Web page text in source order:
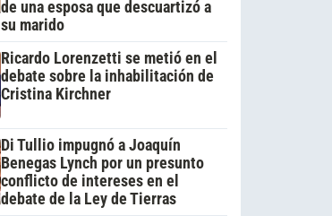
de una esposa que descuartizó a
su marido
Ricardo Lorenzetti se metió en el
debate sobre la inhabilitación de
Cristina Kirchner
Di Tullio impugnó a Joaquín
Benegas Lynch por un presunto
conflicto de intereses en el
debate de la Ley de Tierras